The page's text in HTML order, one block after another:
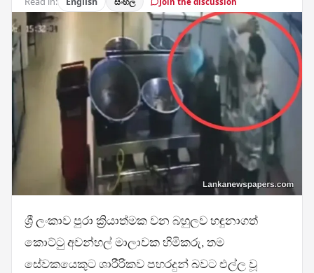
ශ්‍රී ලංකාව පුරා ක්‍රියාත්මක වන බහුලව හඳුනාගත්
කොට්ටු අවන්හල් මාලාවක හිමිකරු, තම
සේවකයෙකුට ශාරීරිකව පහරදුන් බවට එල්ල වූ